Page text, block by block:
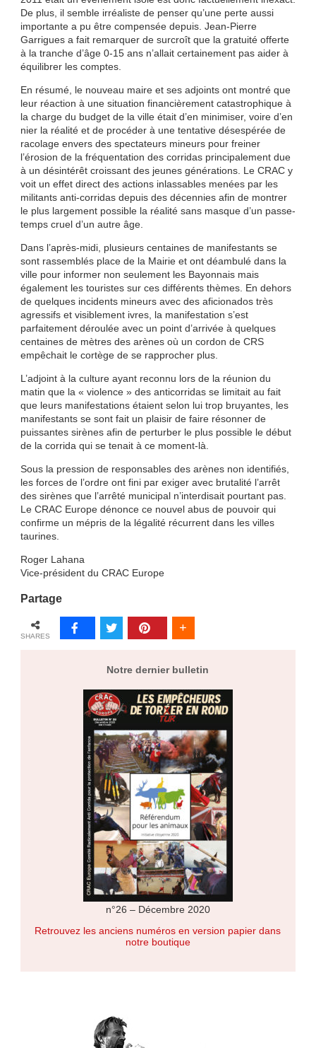
De plus, il semble irréaliste de penser qu’une perte aussi
importante a pu être compensée depuis. Jean-Pierre
Garrigues a fait remarquer de surcroît que la gratuité offerte
à la tranche d’âge 0-15 ans n’allait certainement pas aider à
équilibrer les comptes.
En résumé, le nouveau maire et ses adjoints ont montré que
leur réaction à une situation financièrement catastrophique à
la charge du budget de la ville était d’en minimiser, voire d’en
nier la réalité et de procéder à une tentative désespérée de
racolage envers des spectateurs mineurs pour freiner
l’érosion de la fréquentation des corridas principalement due
à un désintérêt croissant des jeunes générations. Le CRAC y
voit un effet direct des actions inlassables menées par les
militants anti-corridas depuis des décennies afin de montrer
le plus largement possible la réalité sans masque d’un passe-
temps cruel d’un autre âge.
Dans l’après-midi, plusieurs centaines de manifestants se
sont rassemblés place de la Mairie et ont déambulé dans la
ville pour informer non seulement les Bayonnais mais
également les touristes sur ces différents thèmes. En dehors
de quelques incidents mineurs avec des aficionados très
agressifs et visiblement ivres, la manifestation s’est
parfaitement déroulée avec un point d’arrivée à quelques
centaines de mètres des arènes où un cordon de CRS
empêchait le cortège de se rapprocher plus.
L’adjoint à la culture ayant reconnu lors de la réunion du
matin que la « violence » des anticorridas se limitait au fait
que leurs manifestations étaient selon lui trop bruyantes, les
manifestants se sont fait un plaisir de faire résonner de
puissantes sirènes afin de perturber le plus possible le début
de la corrida qui se tenait à ce moment-là.
Sous la pression de responsables des arènes non identifiés,
les forces de l’ordre ont fini par exiger avec brutalité l’arrêt
des sirènes que l’arrêté municipal n’interdisait pourtant pas.
Le CRAC Europe dénonce ce nouvel abus de pouvoir qui
confirme un mépris de la légalité récurrent dans les villes
taurines.
Roger Lahana
Vice-président du CRAC Europe
Partage
SHARES
Notre dernier bulletin
n°26 – Décembre 2020
Retrouvez les anciens numéros en version papier dans
notre boutique